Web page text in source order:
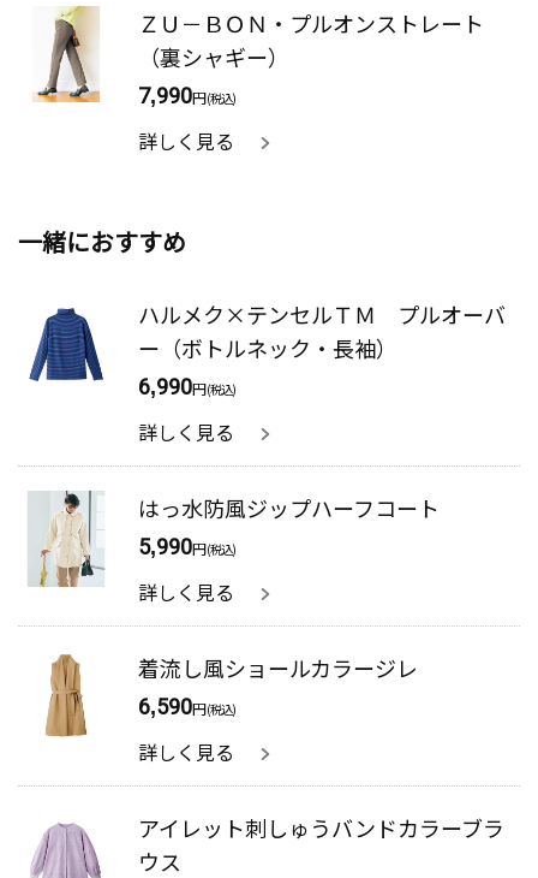
ＺＵ－ＢＯＮ・プルオンストレート
（裏シャギー）
7,990円(税込)
詳しく見る
一緒におすすめ
ハルメク×テンセルＴＭ プルオーバ
ー（ボトルネック・長袖）
6,990円(税込)
詳しく見る
はっ水防風ジップハーフコート
5,990円(税込)
詳しく見る
着流し風ショールカラージレ
6,590円(税込)
詳しく見る
アイレット刺しゅうバンドカラーブラ
ウス